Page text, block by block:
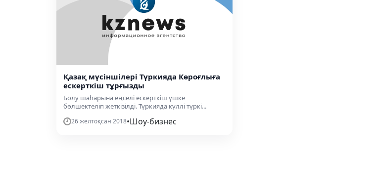
Қазақ мүсіншілері Түркияда Көроғлыға
ескерткіш тұрғызды
Болу шаһарына еңселі ескерткіш үшке
бөлшектеліп жеткізілді. Түркияда күллі түркі...
26 желтоқсан 2018•Шоу-бизнес